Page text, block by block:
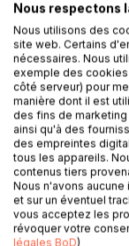
9,99 €
TVA incluse
Téléchargement
Ajouter à ma liste
Laisser un avis
Nous respectons
Nous utilisons des
site web. Certains
nécessaires. Nous
exemple des
côté serveur) pour
manière dont il est
des fins de
ainsi qu'à des
des empreintes
tous les appareils.
contenus tiers
Nous n'avons
et sur un éventuel
vous acceptez les
révoquer votre
légales BoD)